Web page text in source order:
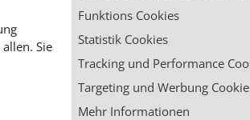
Sie
Funktions Cookies
Statistik Cookies
Tracking und Performance
Targeting und Werbung
Mehr Informationen